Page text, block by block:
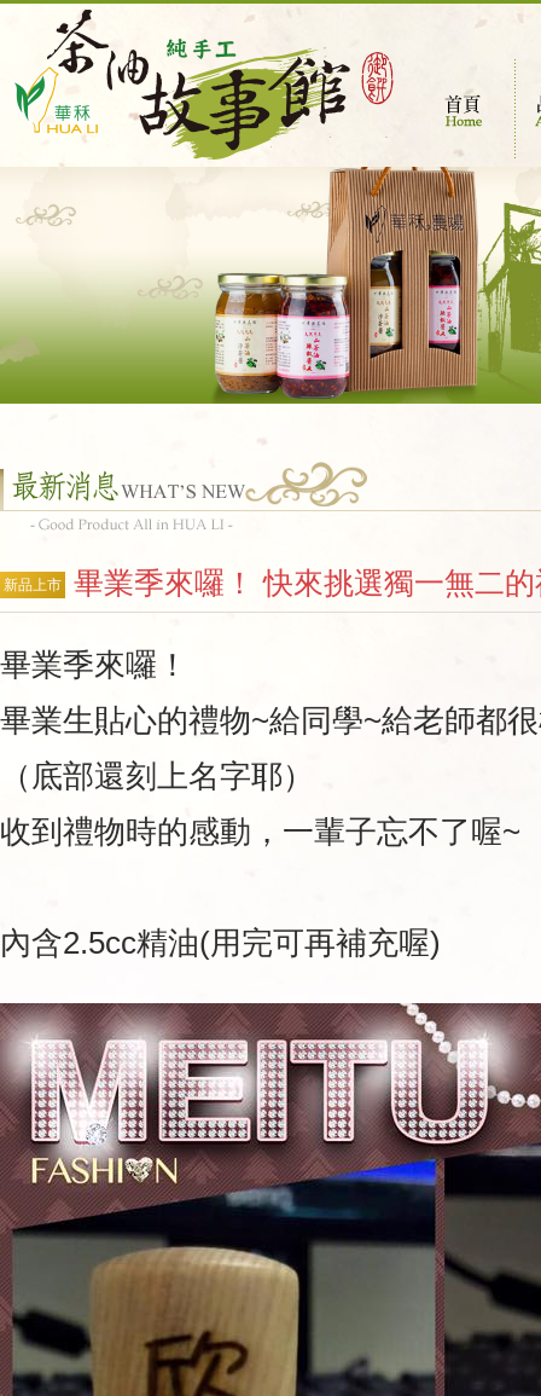
新品上市 畢業季來囉！ 快來挑選獨一無二
畢業季來囉！
畢業生貼心的禮物~給同學~給老師都
（底部還刻上名字耶）
收到禮物時的感動，一輩子忘不了喔~
內含2.5cc精油(用完可再補充喔)